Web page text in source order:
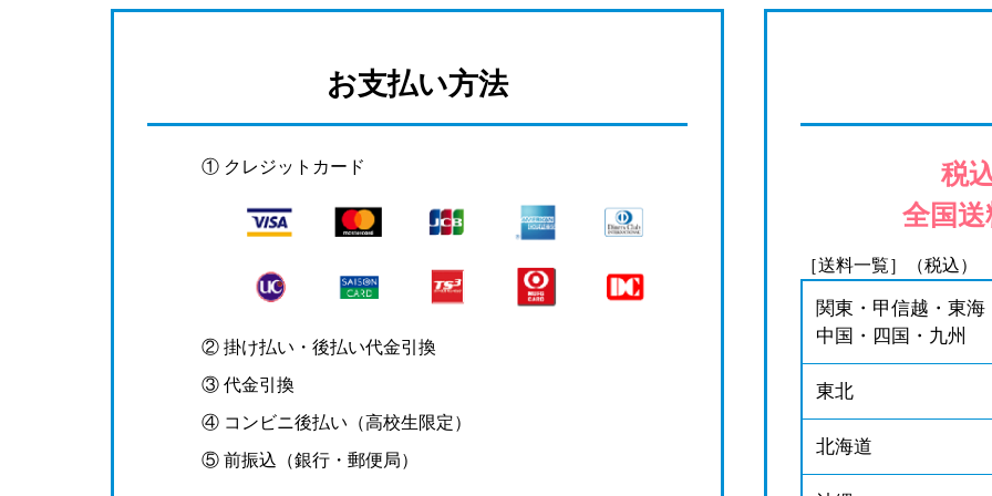
お支払い方法
① クレジットカード
② 掛け払い・後払い代金引換
③ 代金引換
④ コンビニ後払い（高校生限定）
⑤ 前振込（銀行・郵便局）
税
全国
［送料一覧］（税込）
関東・甲信越・東海
中国・四国・九州
東北
北海道